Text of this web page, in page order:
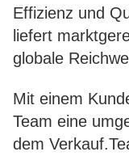
Effizienz und
liefert
globale
Mit einem
Team eine
dem